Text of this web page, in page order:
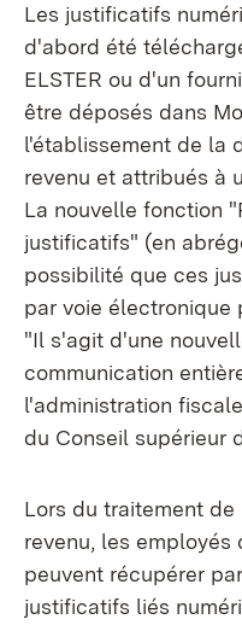
Les justificatifs
d'abord été
ELSTER ou d'un
être déposés dans
l'établissement de la
revenu et attribués à
La nouvelle fonction
justificatifs" (en
possibilité que ces
par voie électronique
"Il s'agit d'une
communication
l'administration
du Conseil supérieur
Lors du traitement
revenu, les employés
peuvent récupérer
justificatifs liés